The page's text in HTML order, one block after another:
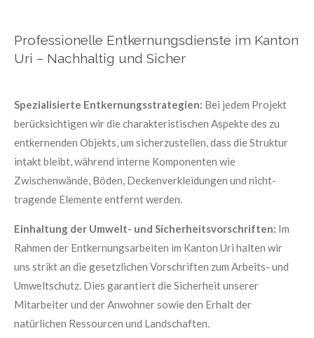
Professionelle Entkernungsdienste im Kanton
Uri – Nachhaltig und Sicher
Spezialisierte Entkernungsstrategien: Bei jedem Projekt
berücksichtigen wir die charakteristischen Aspekte des zu
entkernenden Objekts, um sicherzustellen, dass die Struktur
intakt bleibt, während interne Komponenten wie
Zwischenwände, Böden, Deckenverkleidungen und nicht-
tragende Elemente entfernt werden.
Einhaltung der Umwelt- und Sicherheitsvorschriften: Im
Rahmen der Entkernungsarbeiten im Kanton Uri halten wir
uns strikt an die gesetzlichen Vorschriften zum Arbeits- und
Umweltschutz. Dies garantiert die Sicherheit unserer
Mitarbeiter und der Anwohner sowie den Erhalt der
natürlichen Ressourcen und Landschaften.